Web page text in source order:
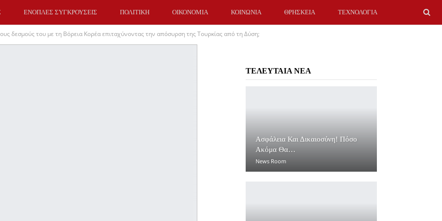
ΕΝΟΠΛΕΣ ΣΥΓΚΡΟΥΣΕΙΣ ΠΟΛΙΤΙΚΗ ΟΙΚΟΝΟΜΙΑ ΚΟΙΝΩΝΙΑ ΘΡΗΣΚΕΙΑ ΤΕΧΝΟΛΟΓΙΑ
δεσμούς του με τη Βόρεια Κορέα επιταχύνοντας την απόσυρση της Τουρκίας από τη Δύση;
ΤΕΛΕΥΤΑΙΑ ΝΕΑ
Ασφάλεια Και Δικαιοσύνη! Πόσο
Ακόμα Θα…
News Room